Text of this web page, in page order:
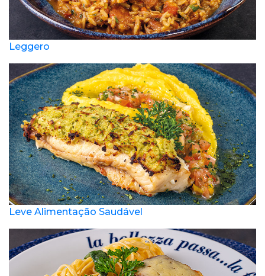
Leggero
Leve Alimentação Saudável